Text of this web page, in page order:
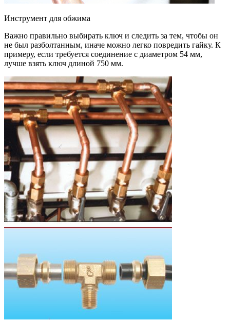
Инструмент для обжима
Важно правильно выбирать ключ и следить за тем, чтобы он
не был разболтанным, иначе можно легко повредить гайку. К
примеру, если требуется соединение с диаметром 54 мм,
лучше взять ключ длиной 750 мм.